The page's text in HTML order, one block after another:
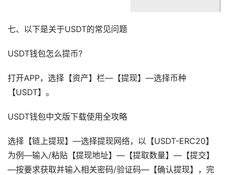
七、以下是关于USDT的常见问题
USDT钱包怎么提币?
打开APP，选择【资产】栏—【提现】—选择币种
【USDT】。
USDT钱包中文版下载使用全攻略
选择【链上提现】—选择提现网络，以【USDT-ERC20】
为例—输入/粘贴【提现地址】—【提取数量】—【提交】
—按要求获取并输入相关密码/验证码—【确认提现】，完